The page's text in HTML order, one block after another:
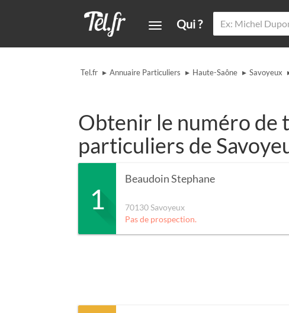
Qui ?
Tel.fr ▸ Annuaire Particuliers ▸ Haute-Saône ▸ Savoyeux
Obtenir le numéro de
particuliers de
1
Beaudoin Stephane
70130Savoyeux
Pas de prospection.